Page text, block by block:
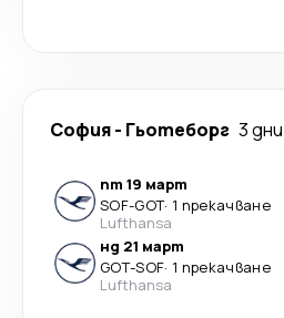
София- Гьотеборг 3 дни
пт 19 март
SOF-GOT· 1 прекачване
Lufthansa
нд 21 март
GOT-SOF· 1 прекачване
Lufthansa